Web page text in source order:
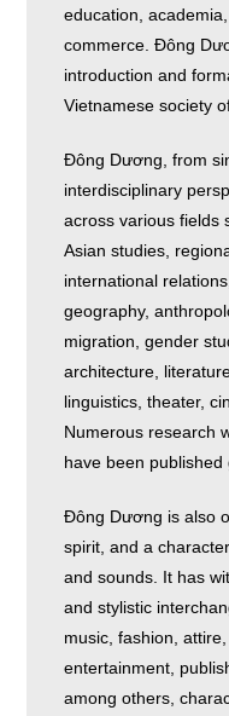
education,
commerce. Đông
introduction and
Vietnamese society
Đông Dương, from
interdisciplinary
across various fields
Asian studies,
international
geography,
migration, gender
architecture,
linguistics, theater,
Numerous research
have been published
Đông Dương is also
spirit, and a
and sounds. It has
and stylistic
music, fashion,
entertainment,
among others,